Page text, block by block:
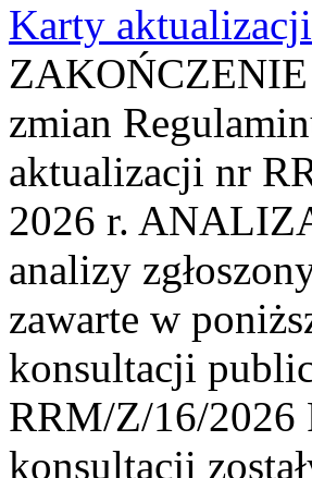
Karty
zmian
aktualizacji nr
2026 r.
analizy
zawarte w
konsultacji
RRM/Z/16/2026
konsultacji